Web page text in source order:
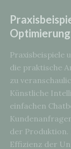
Optimierung
Praxisbeispiele
die praktische
zu
Künstliche
einfachen
der Produktion.
Effizienz der